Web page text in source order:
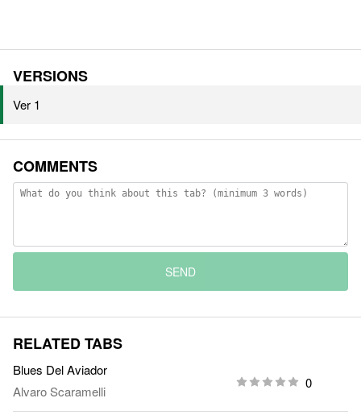
VERSIONS
Ver 1
COMMENTS
SEND
RELATED TABS
Blues Del Aviador
Alvaro Scaramelli
0